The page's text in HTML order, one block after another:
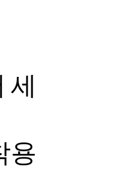
세
용